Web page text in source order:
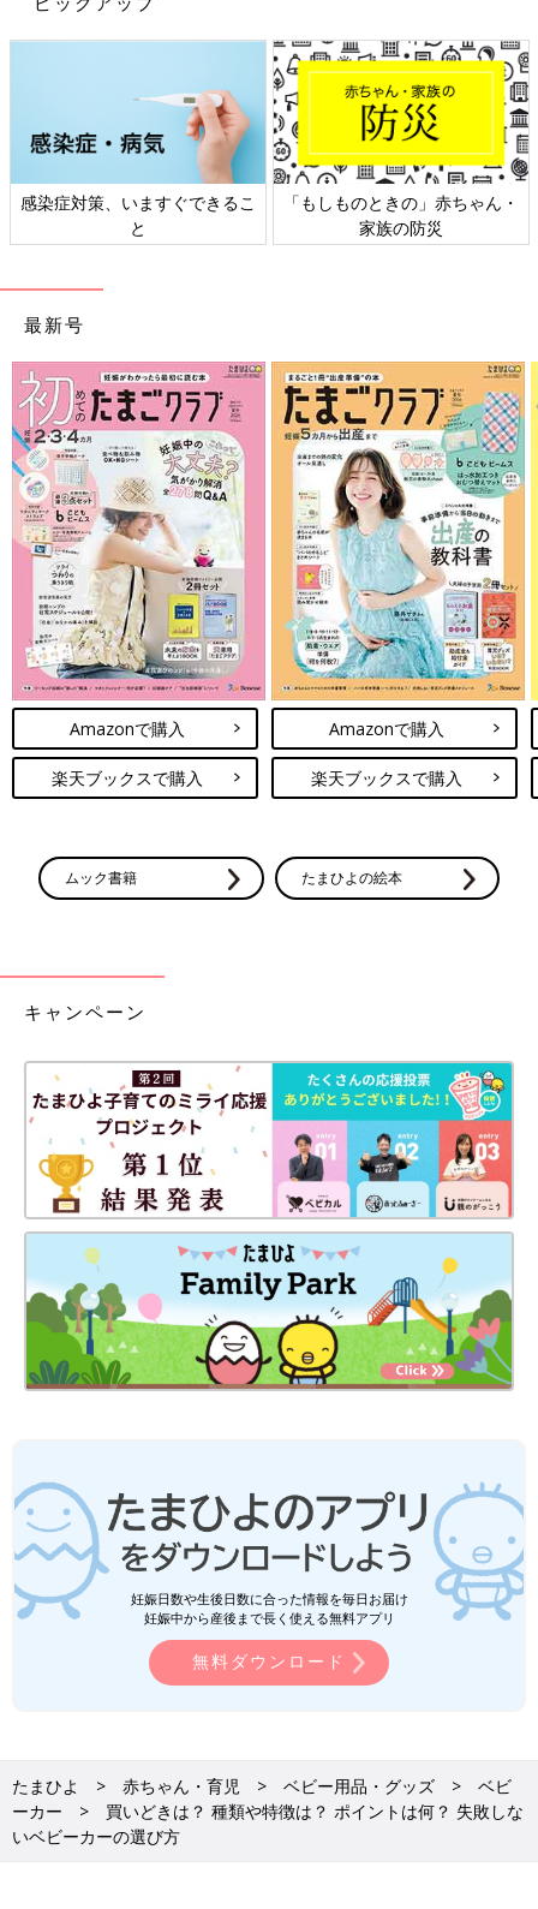
「もしものときの」赤ちゃん・
家族の防災
日本外来小児科学会リーフレ
ト検討会
最新号
Amazonで購入
楽天ブックスで購入
Amazonで購入
楽天ブックスで購入
ムック書籍 たまひよの絵本
キャンペーン
妊娠日数や生後日数に合った情報を毎日お届け
妊娠中から産後まで長く使える無料アプリ
無料ダウンロード
たまひよ 赤ちゃん・育児 ベビー用品・グッズ
ベビ
ーカー
買いどきは？ 種類や特徴は？ ポイントは何？ 失敗しな
いベビーカーの選び方